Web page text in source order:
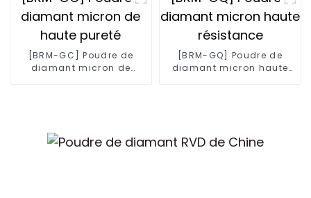
[BRM-GC] Poudre de
diamant micron de
[BRM-GQ] Poudre de
diamant micron haute